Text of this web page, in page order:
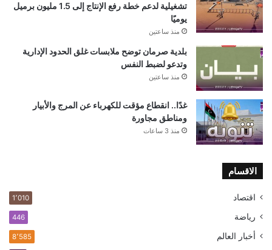
تشغيلية لدعم خطة رفع الإنتاج إلى 1.5 مليون برميل
يوميًا
منذ ساعتين
بلدية صرمان توضح ملابسات غلق الحدود الإدارية
وتدعو لضبط النفس
منذ ساعتين
غدًا.. انقطاع مؤقت للكهرباء عن المرج والأبيار
ومناطق مجاورة
منذ 3 ساعات
الاقسام
اقتصاد 1٬010
رياضة 446
أخبار العالم 8٬585